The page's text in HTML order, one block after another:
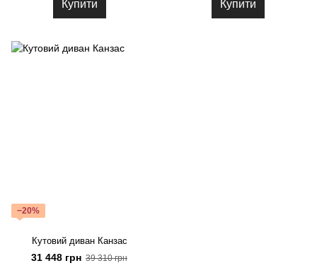
Купити Купити
−20%
Кутовий диван Канзас
31 448 грн 39 310 грн